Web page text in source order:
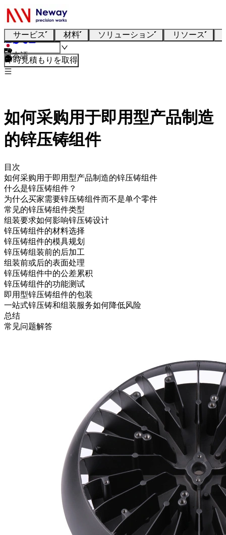
サービス 材料 ソリューション リソース
日本語
即時見積もりを取得
如何采购用于即用型产品制造
的锌压铸组件
目次
如何采购用于即用型产品制造的锌压铸组件
什么是锌压铸组件？
为什么买家需要锌压铸组件而不是单个零件
常见的锌压铸组件类型
组装要求如何影响锌压铸设计
锌压铸组件的材料选择
锌压铸组件的模具规划
锌压铸组装前的后加工
组装前或后的表面处理
锌压铸组件中的公差累积
锌压铸组件的功能测试
即用型锌压铸组件的包装
一站式锌压铸和组装服务如何降低风险
总结
常见问题解答